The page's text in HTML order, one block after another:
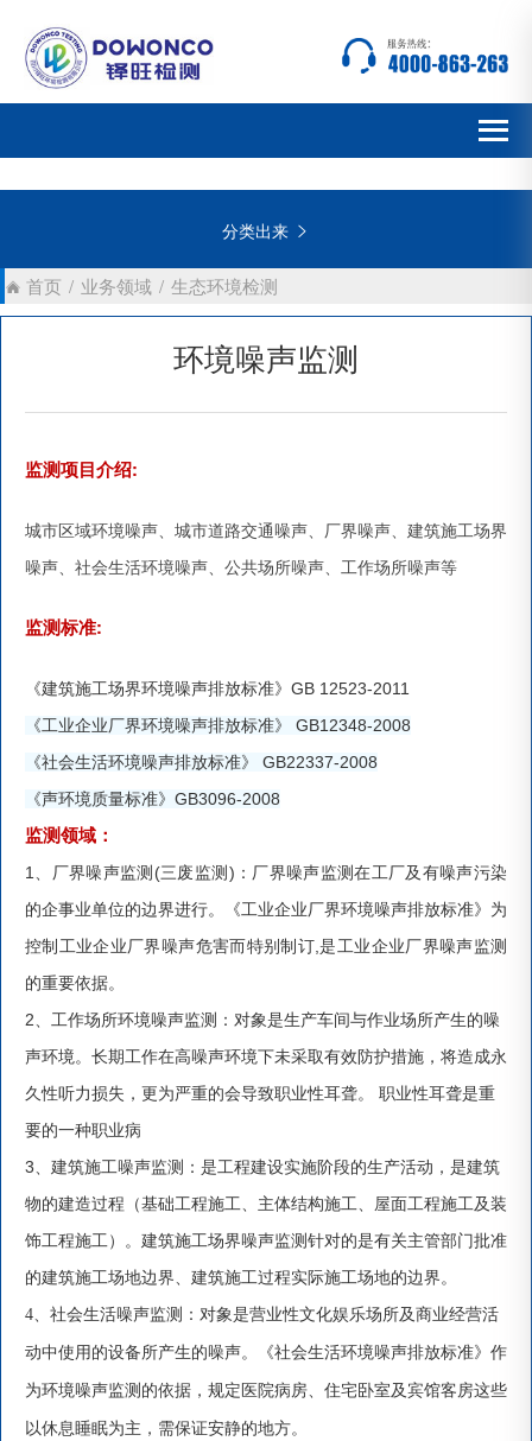
分类出来 
首页 / 业务领域 / 生态环境检测
环境噪声监测
监测项目介绍:
城市区域环境噪声、城市道路交通噪声、厂界噪声、建筑施工场界
噪声、社会生活环境噪声、公共场所噪声、工作场所噪声等
监测标准:
《建筑施工场界环境噪声排放标准》GB 12523-2011
《工业企业厂界环境噪声排放标准》
GB12348-2008
《社会生活环境噪声排放标准》
GB22337-2008
《声环境质量标准》GB3096-2008
监测领域 ：
1、厂界噪声监测(三废监测)：厂界噪声监测在工厂及有噪声污染
的企事业单位的边界进行。《工业企业厂界环境噪声排放标准》为
控制工业企业厂界噪声危害而特别制订,是工业企业厂界噪声监测
的重要依据。
2、 工作场所环境噪声监测：对象是生产车间与作业场所产生的噪
声环境。长期工作在高噪声环境下未采取有效防护措施，将造成永
久性听力损失，更为严重的会导致职业性耳聋。 职业性耳聋是重
要的一种职业病
3、建筑施工噪声监测：是工程建设实施阶段的生产活动，是建筑
物的建造过程（基础工程施工、主体结构施工、屋面工程施工及装
饰工程施工）。建筑施工场界噪声监测针对的是有关主管部门批准
的建筑施工场地边界、建筑施工过程实际施工场地的边界。
4、社会生活噪声监测：对象是营业性文化娱乐场所及商业经营活
动中使用的设备所产生的噪声。《社会生活环境噪声排放标准》作
为环境噪声监测的依据，规定医院病房、住宅卧室及宾馆客房这些
以休息睡眠为主，需保证安静的地方。